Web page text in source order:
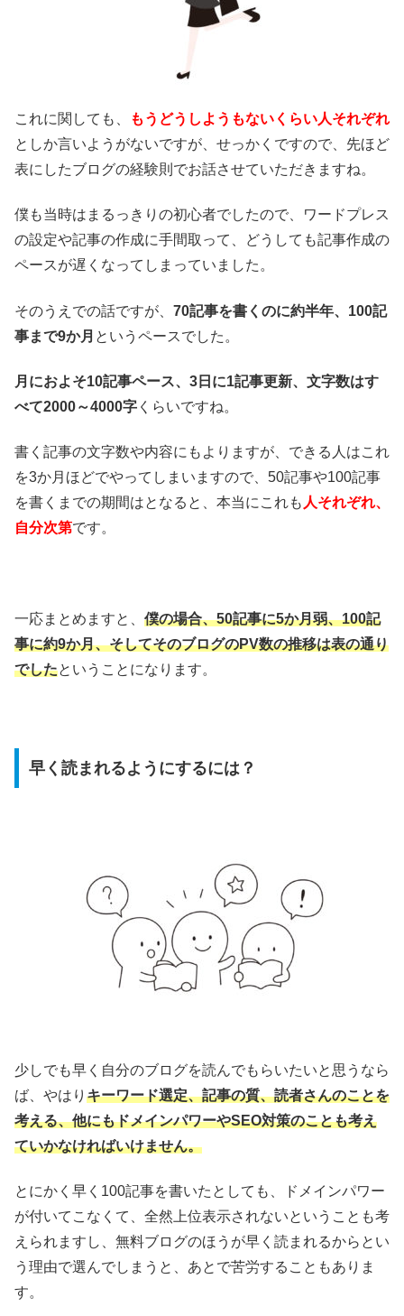
これに関しても、
もうどうしようもないくらい人それぞれ
としか言いようがないですが、せっかくですので、先ほど
表にしたブログの経験則でお話させていただきますね。
僕も当時はまるっきりの初心者でしたので、ワードプレス
の設定や記事の作成に手間取って、どうしても記事作成の
ペースが遅くなってしまっていました。
そのうえでの話ですが、 70記事を書くのに約半年、100記
事まで9か月 というペースでした。
月におよそ10記事ペース、3日に1記事更新、文字数はす
べて2000～4000字 くらいですね。
書く記事の文字数や内容にもよりますが、できる人はこれ
を3か月ほどでやってしまいますので、50記事や100記事
を書くまでの期間はとなると、本当にこれも 人それぞれ、
自分次第です。
一応まとめますと、 僕の場合、50記事に5か月弱、100記
事に約9か月、そしてそのブログのPV数の推移は表の通り
でしたということになります。
早く読まれるようにするには？
少しでも早く自分のブログを読んでもらいたいと思うなら
ば、やはり キーワード選定、記事の質、読者さんのことを
考える、他にもドメインパワーやSEO対策のことも考え
ていかなければいけません。
とにかく早く100記事を書いたとしても、ドメインパワー
が付いてこなくて、全然上位表示されないということも考
えられますし、無料ブログのほうが早く読まれるからとい
う理由で選んでしまうと、あとで苦労することもありま
す。